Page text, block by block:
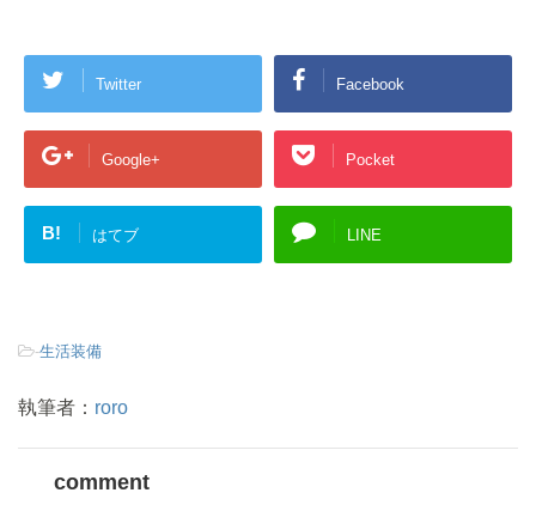
Twitter Facebook
Google+ Pocket
B! はてブ LINE
-生活装備
執筆者： roro
comment